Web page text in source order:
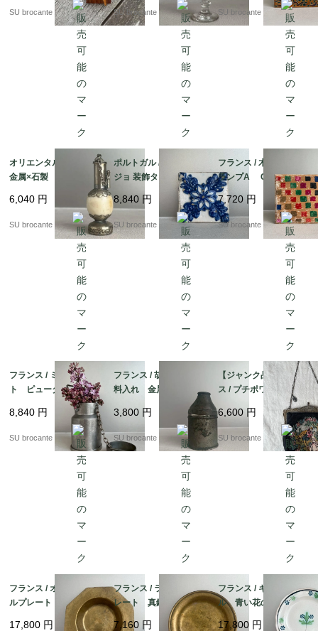
SU brocante SU brocante SU brocante
オリエンタル香水瓶
金属×石製
6,040 円
SU brocante
ポルトガル / アズレー
ジョ 装飾タイル
8,840 円
SU brocante
フランス / 木箱入りト
ランプA CATELスタ
ンプ マルチカラー
モザイク柄
7,720 円
SU brocante
フランス / ミルクポッ
ト ピューター製
8,840 円
SU brocante
フランス / 胡椒・香辛
料入れ 金属製
3,800 円
SU brocante
【ジャンク品】フラン
ス / プチポワン刺繍
6,600 円
SU brocante
フランス / オクトゴナ
ルプレート 真鍮製
17,800 円
フランス / ラウンドプ
レート 真鍮製
7,160 円
フランス / キュノワー
ル 青い花のプレー
ト 陶器
17,800 円